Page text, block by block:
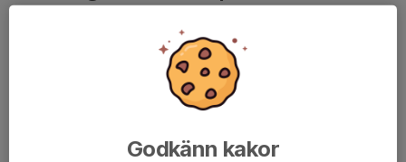
Godkänn kakor